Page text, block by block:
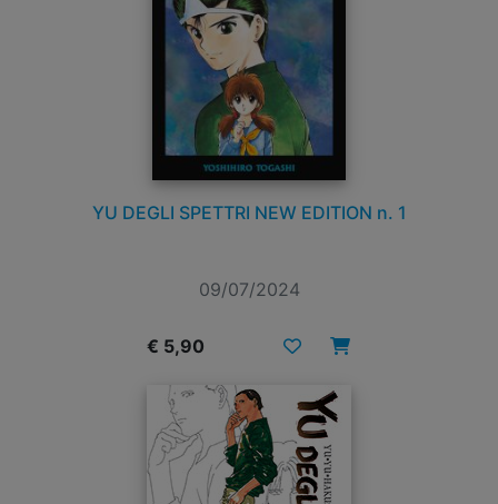
YU DEGLI SPETTRI NEW EDITION n. 1
09/07/2024
€ 5,90